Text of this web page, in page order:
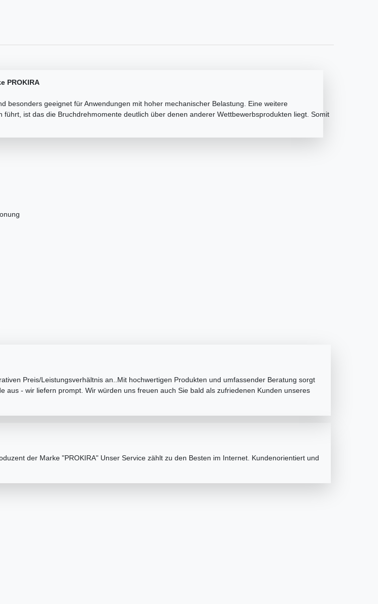
PROKIRA
besonders geeignet für Anwendungen mit hoher mechanischer Belastung. Eine weitere
ist das die Bruchdrehmomente deutlich über denen anderer Wettbewerbsprodukten liegt. Somit
Preis/Leistungsverhältnis an..Mit hochwertigen Produkten und umfassender Beratung sorgt
aus - wir liefern prompt. Wir würden uns freuen auch Sie bald als zufriedenen Kunden unseres
der Marke "PROKIRA" Unser Service zählt zu den Besten im Internet. Kundenorientiert und